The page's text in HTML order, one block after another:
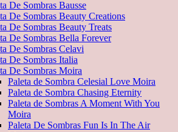
De Sombras Bausse
De Sombras Beauty Creations
De Sombras Beauty Treats
De Sombras Bella Forever
De Sombras Celavi
De Sombras Italia
De Sombras Moira
Paleta de Sombra Celesial Love Moira
Paleta de Sombra Chasing Eternity
Paleta de Sombras A Moment With You
Moira
Paleta De Sombras Fun Is In The Air